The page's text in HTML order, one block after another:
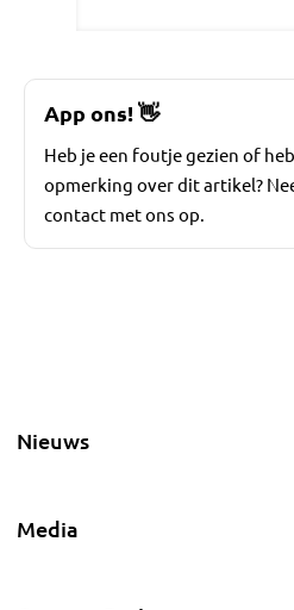
App ons!👋
Heb je een foutje gezien of
opmerking over dit artikel?
contact met ons op.
Nieuws
Media